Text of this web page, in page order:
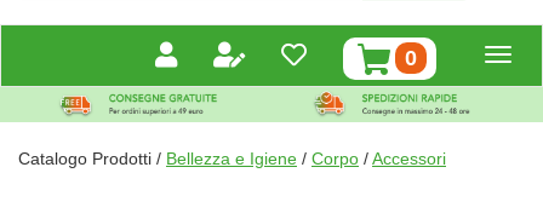
0prodotti
inseriti
Catalogo Prodotti / Bellezza e Igiene / Corpo /Accessori